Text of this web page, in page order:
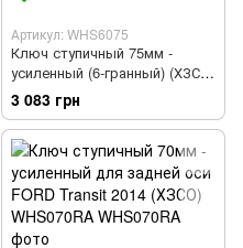
Артикул: WHS6075
Ключ ступичный 75мм -
усиленный (6-гранный) (ХЗСО)
WHS6075
3 083 грн